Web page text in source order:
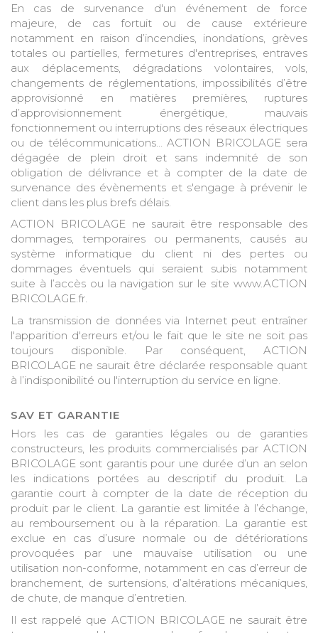
En cas de survenance d'un événement de force
majeure, de cas fortuit ou de cause extérieure
notamment en raison d’incendies, inondations, grèves
totales ou partielles, fermetures d'entreprises, entraves
aux déplacements, dégradations volontaires, vols,
changements de réglementations, impossibilités d’être
approvisionné en matières premières, ruptures
d’approvisionnement énergétique, mauvais
fonctionnement ou interruptions des réseaux électriques
ou de télécommunications… ACTION BRICOLAGE sera
dégagée de plein droit et sans indemnité de son
obligation de délivrance et à compter de la date de
survenance des évènements et s'engage à prévenir le
client dans les plus brefs délais.
ACTION BRICOLAGE ne saurait être responsable des
dommages, temporaires ou permanents, causés au
système informatique du client ni des pertes ou
dommages éventuels qui seraient subis notamment
suite à l’accès ou la navigation sur le site www.ACTION
BRICOLAGE.fr.
La transmission de données via Internet peut entraîner
l'apparition d'erreurs et/ou le fait que le site ne soit pas
toujours disponible. Par conséquent, ACTION
BRICOLAGE ne saurait être déclarée responsable quant
à l’indisponibilité ou l'interruption du service en ligne.
SAV ET GARANTIE
Hors les cas de garanties légales ou de garanties
constructeurs, les produits commercialisés par ACTION
BRICOLAGE sont garantis pour une durée d’un an selon
les indications portées au descriptif du produit. La
garantie court à compter de la date de réception du
produit par le client. La garantie est limitée à l’échange,
au remboursement ou à la réparation. La garantie est
exclue en cas d’usure normale ou de détériorations
provoquées par une mauvaise utilisation ou une
utilisation non-conforme, notamment en cas d’erreur de
branchement, de surtensions, d’altérations mécaniques,
de chute, de manque d’entretien.
Il est rappelé que ACTION BRICOLAGE ne saurait être